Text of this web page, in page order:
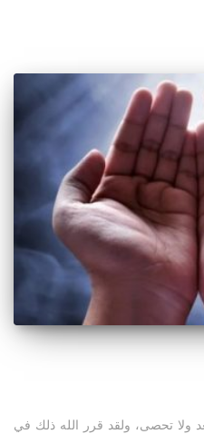
ولا تحصى، ولقد قرر الله ذلك في